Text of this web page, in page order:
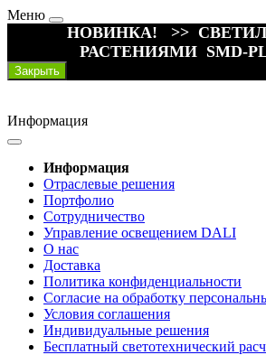
Меню
НОВИНКА! >>
РАСТЕНИЯМИ SMD-
Закрыть
Информация
Информация
Отраслевые решения
Портфолио
Сотрудничество
Управление освещением DALI
О нас
Доставка
Политика конфиденциальности
Согласие на обработку
Условия соглашения
Индивидуальные решения
Бесплатный светотехнический